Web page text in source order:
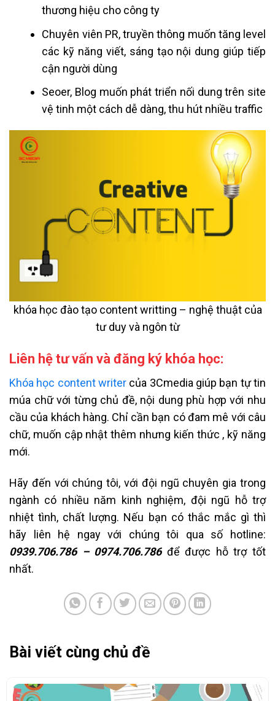
thương hiệu cho công ty
Chuyên viên PR, truyền thông muốn tăng level
các kỹ năng viết, sáng tạo nội dung giúp tiếp
cận người dùng
Seoer, Blog muốn phát triển nối dung trên site
vệ tinh một cách dễ dàng, thu hút nhiều traffic
khóa học đào tạo content writting – nghệ thuật của
tư duy và ngôn từ
Liên hệ tư vấn và đăng ký khóa học:
Khóa học content writer của 3Cmedia giúp bạn tự tin
múa chữ với từng chủ đề, nội dung phù hợp với nhu
cầu của khách hàng. Chỉ cần bạn có đam mê với câu
chữ, muốn cập nhật thêm nhưng kiến thức , kỹ năng
mới.
Hãy đến với chúng tôi, với đội ngũ chuyên gia trong
ngành có nhiều năm kinh nghiệm, đội ngũ hỗ trợ
nhiệt tình, chất lượng. Nếu bạn có thắc mắc gì thì
hãy liên hệ ngay với chúng tôi qua số hotline:
0939.706.786 – 0974.706.786 để được hỗ trợ tốt
nhất.
Bài viết cùng chủ đề